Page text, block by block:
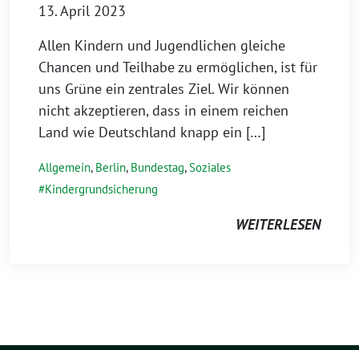
13. April 2023
Allen Kindern und Jugendlichen gleiche
Chancen und Teilhabe zu ermöglichen, ist für
uns Grüne ein zentrales Ziel. Wir können
nicht akzeptieren, dass in einem reichen
Land wie Deutschland knapp ein […]
Allgemein, Berlin, Bundestag,Soziales
Kindergrundsicherung
WEITERLESEN